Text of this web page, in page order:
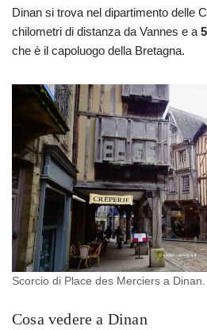
Dinan si trova nel dipartimento delle
chilometri di distanza da Vannes e a
che è il capoluogo della Bretagna.
Scorcio di Place des Merciers a Dinan.
Cosa vedere a Dinan